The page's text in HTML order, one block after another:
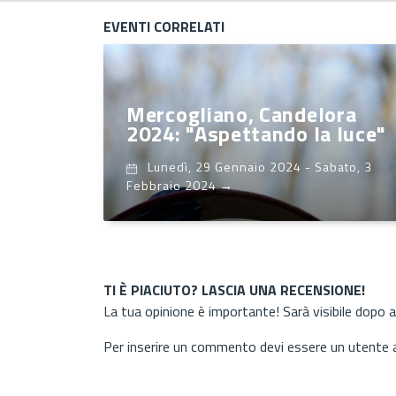
EVENTI CORRELATI
Mercogliano, Candelora
2024: "Aspettando la luce"
Lunedì, 29 Gennaio 2024 - Sabato, 3
Febbraio 2024→
TI È PIACIUTO? LASCIA UNA RECENSIONE!
La tua opinione è importante! Sarà visibile dopo
Per inserire un commento devi essere un